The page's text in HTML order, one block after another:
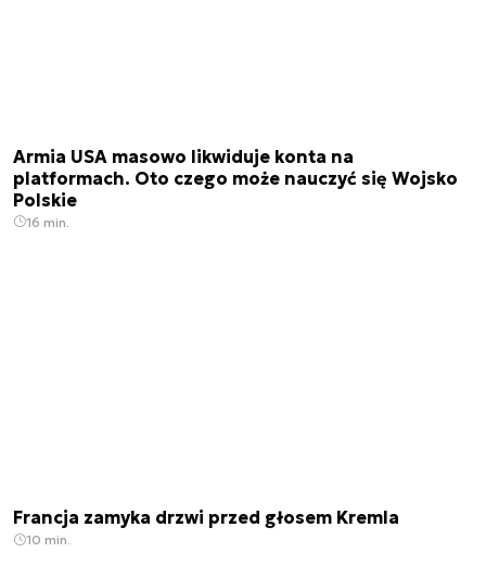
Armia USA masowo likwiduje konta na
platformach. Oto czego może nauczyć się Wojsko
Polskie
16 min.
Francja zamyka drzwi przed głosem Kremla
10 min.